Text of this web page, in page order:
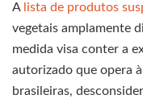
A lista de produtos
vegetais amplamente
medida visa conter a
autorizado que opera
brasileiras,